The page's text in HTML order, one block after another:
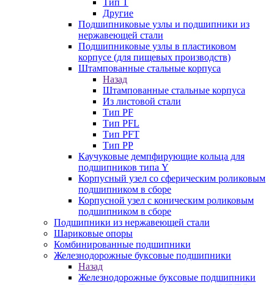
Тип T
Другие
Подшипниковые узлы и подшипники из
нержавеющей стали
Подшипниковые узлы в пластиковом
корпусе (для пищевых производств)
Штампованные стальные корпуса
Назад
Штампованные стальные корпуса
Из листовой стали
Тип PF
Тип PFL
Тип PFT
Тип PP
Каучуковые демпфирующие кольца для
подшипников типа Y
Корпусный узел со сферическим роликовым
подшипником в сборе
Корпусной узел с коническим роликовым
подшипником в сборе
Подшипники из нержавеющей стали
Шариковые опоры
Комбинированные подшипники
Железнодорожные буксовые подшипники
Назад
Железнодорожные буксовые подшипники